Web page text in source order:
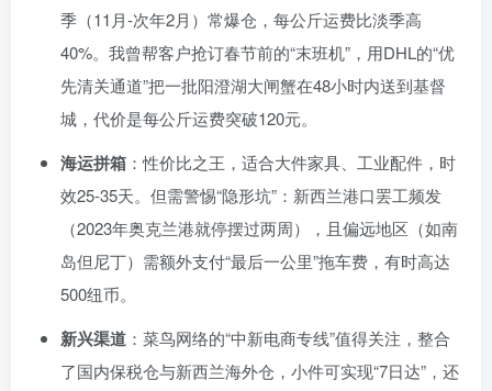
季（11月-次年2月）常爆仓，每公斤运费比淡季高
40%。我曾帮客户抢订春节前的“末班机”，用DHL的“优
先清关通道”把一批阳澄湖大闸蟹在48小时内送到基督
城，代价是每公斤运费突破120元。
海运拼箱 ：性价比之王，适合大件家具、工业配件，时
效25-35天。但需警惕“隐形坑”：新西兰港口罢工频发
（2023年奥克兰港就停摆过两周），且偏远地区（如南
岛但尼丁）需额外支付“最后一公里”拖车费，有时高达
500纽币。
新兴渠道 ：菜鸟网络的“中新电商专线”值得关注，整合
了国内保税仓与新西兰海外仓，小件可实现“7日达”，还